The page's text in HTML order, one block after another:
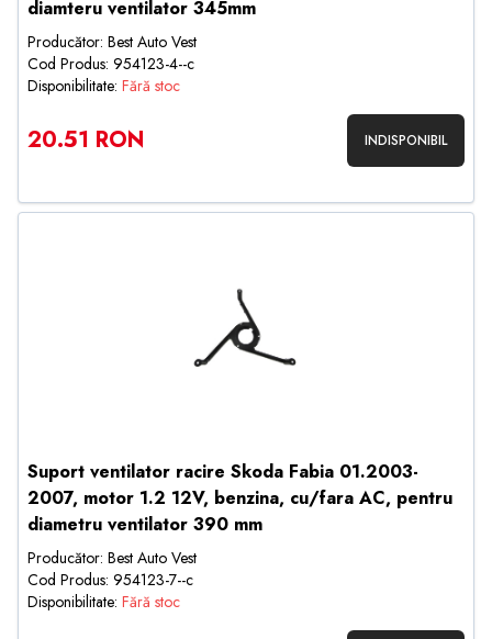
diamteru ventilator 345mm
Producător: Best Auto Vest
Cod Produs: 954123-4--c
Disponibilitate: Fără stoc
20.51 RON INDISPONIBIL
Suport ventilator racire Skoda Fabia 01.2003-
2007, motor 1.2 12V, benzina, cu/fara AC, pentru
diametru ventilator 390 mm
Producător: Best Auto Vest
Cod Produs: 954123-7--c
Disponibilitate: Fără stoc